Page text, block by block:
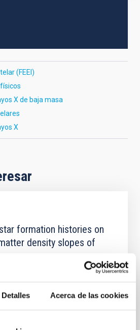
Detalles Acerca de las cookies
(FEEI)
X de baja masa
X
formation histories on
density slopes of
the connection between
(SFHs) and the inner dark
of simulated galaxies. In
versus cuspy dark matter profiles.